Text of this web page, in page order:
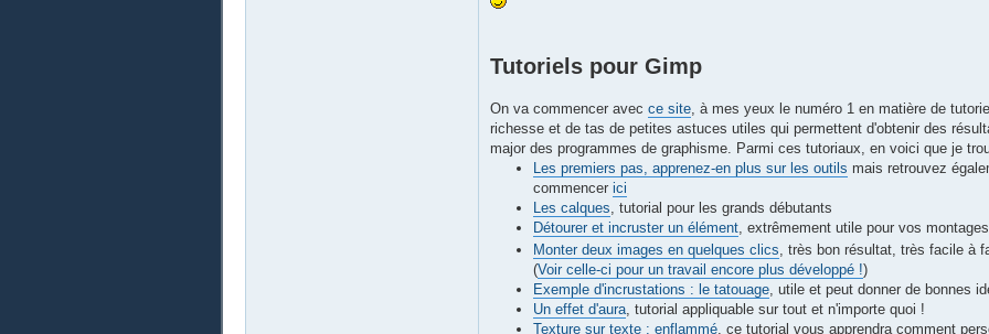
Tutoriels pour Gimp
On va commencer avec ce site, à mes yeux le numéro 1 en matière de
richesse et de tas de petites astuces utiles qui permettent d'obtenir des
major des programmes de graphisme. Parmi ces tutoriaux, en voici que je
Les premiers pas, apprenez-en plus sur les outils mais retrouvez
commencer ici
Les calques, tutorial pour les grands débutants
Détourer et incruster un élément, extrêmement utile pour vos montages
Monter deux images en quelques clics, très bon résultat, très facile à
(Voir celle-ci pour un travail encore plus développé !)
Exemple d'incrustations : le tatouage, utile et peut donner de bonnes
Un effet d'aura, tutorial appliquable sur tout et n'importe quoi !
Texture sur texte : enflammé, ce tutorial vous apprendra comment